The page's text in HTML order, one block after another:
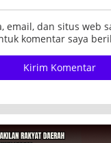
email, dan situs web
komentar saya